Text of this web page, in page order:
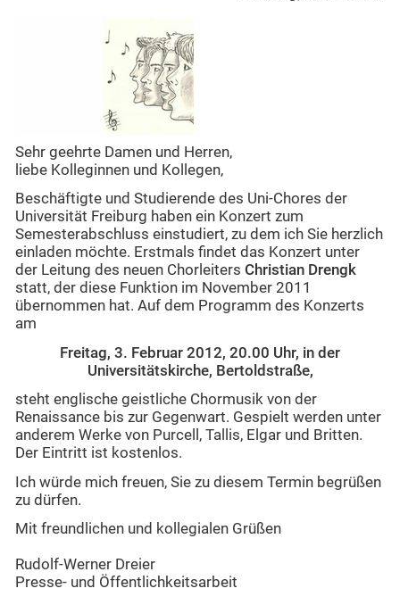
Sehr geehrte Damen und Herren,
liebe Kolleginnen und Kollegen,
Beschäftigte und Studierende des Uni-Chores der
Universität Freiburg haben ein Konzert zum
Semesterabschluss einstudiert, zu dem ich Sie herzlich
einladen möchte. Erstmals findet das Konzert unter
der Leitung des neuen Chorleiters Christian Drengk
statt, der diese Funktion im November 2011
übernommen hat. Auf dem Programm des Konzerts
am
Freitag, 3. Februar 2012, 20.00 Uhr, in der
Universitätskirche, Bertoldstraße,
steht englische geistliche Chormusik von der
Renaissance bis zur Gegenwart. Gespielt werden unter
anderem Werke von Purcell, Tallis, Elgar und Britten.
Der Eintritt ist kostenlos.
Ich würde mich freuen, Sie zu diesem Termin begrüßen
zu dürfen.
Mit freundlichen und kollegialen Grüßen
Rudolf-Werner Dreier
Presse- und Öffentlichkeitsarbeit